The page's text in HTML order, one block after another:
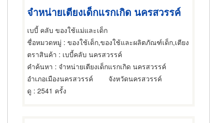
จำหน่ายเตียงเด็กแรกเกิด นครสวรรค์
เบบี้ คลับ ของใช้แม่และเด็ก
ชื่อหมวดหมู่ : ของใช้เด็ก,ของใช้และผลิตภัณฑ์เด็ก,เตียง
ตราสินค้า : เบบี้คลับ นครสวรรค์
คำค้นหา : จำหน่ายเตียงเด็กแรกเกิด นครสวรรค์
อำเภอเมืองนครสวรรค์
จังหวัดนครสวรรค์
ดู : 2541 ครั้ง